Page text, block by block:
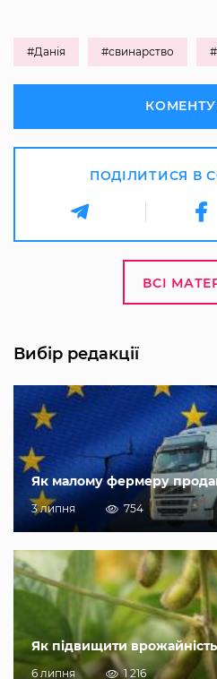
#Данія #свинарство
ПОДІЛИТИСЯ В
ВСІ
Вибір редакції
Як малому фермеру
3 липня 754
Як підвищити врожайність
6 липня 1 216